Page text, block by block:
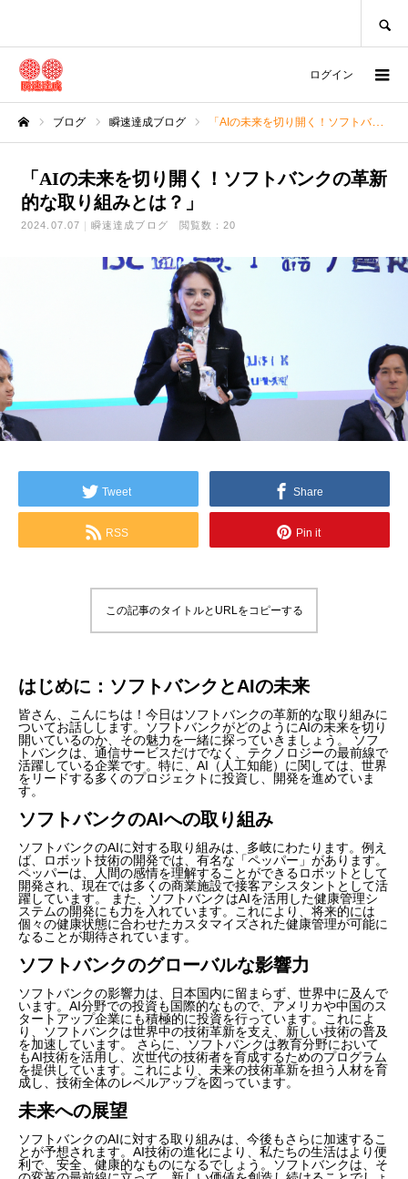
ログイン
ブログ 瞬速達成ブログ 「AIの未来を切り開く！ソフトバンクの革新的な取り組みとは？」
「AIの未来を切り開く！ソフトバンクの革新
的な取り組みとは？」
2024.07.07 瞬速達成ブログ 閲覧数：20
Tweet Share
RSS Pin it
この記事のタイトルとURLをコピーする
はじめに：ソフトバンクとAIの未来
皆さん、こんにちは！今日はソフトバンクの革新的な取り組みに
ついてお話しします。ソフトバンクがどのようにAIの未来を切り
開いているのか、その魅力を一緒に探っていきましょう。 ソフ
トバンクは、通信サービスだけでなく、テクノロジーの最前線で
活躍している企業です。特に、AI（人工知能）に関しては、世界
をリードする多くのプロジェクトに投資し、開発を進めていま
す。
ソフトバンクのAIへの取り組み
ソフトバンクのAIに対する取り組みは、多岐にわたります。例え
ば、ロボット技術の開発では、有名な「ペッパー」があります。
ペッパーは、人間の感情を理解することができるロボットとして
開発され、現在では多くの商業施設で接客アシスタントとして活
躍しています。 また、ソフトバンクはAIを活用した健康管理シ
ステムの開発にも力を入れています。これにより、将来的には
個々の健康状態に合わせたカスタマイズされた健康管理が可能に
なることが期待されています。
ソフトバンクのグローバルな影響力
ソフトバンクの影響力は、日本国内に留まらず、世界中に及んで
います。AI分野での投資も国際的なもので、アメリカや中国のス
タートアップ企業にも積極的に投資を行っています。これによ
り、ソフトバンクは世界中の技術革新を支え、新しい技術の普及
を加速しています。 さらに、ソフトバンクは教育分野において
もAI技術を活用し、次世代の技術者を育成するためのプログラム
を提供しています。これにより、未来の技術革新を担う人材を育
成し、技術全体のレベルアップを図っています。
未来への展望
ソフトバンクのAIに対する取り組みは、今後もさらに加速するこ
とが予想されます。AI技術の進化により、私たちの生活はより便
利で、安全、健康的なものになるでしょう。ソフトバンクは、そ